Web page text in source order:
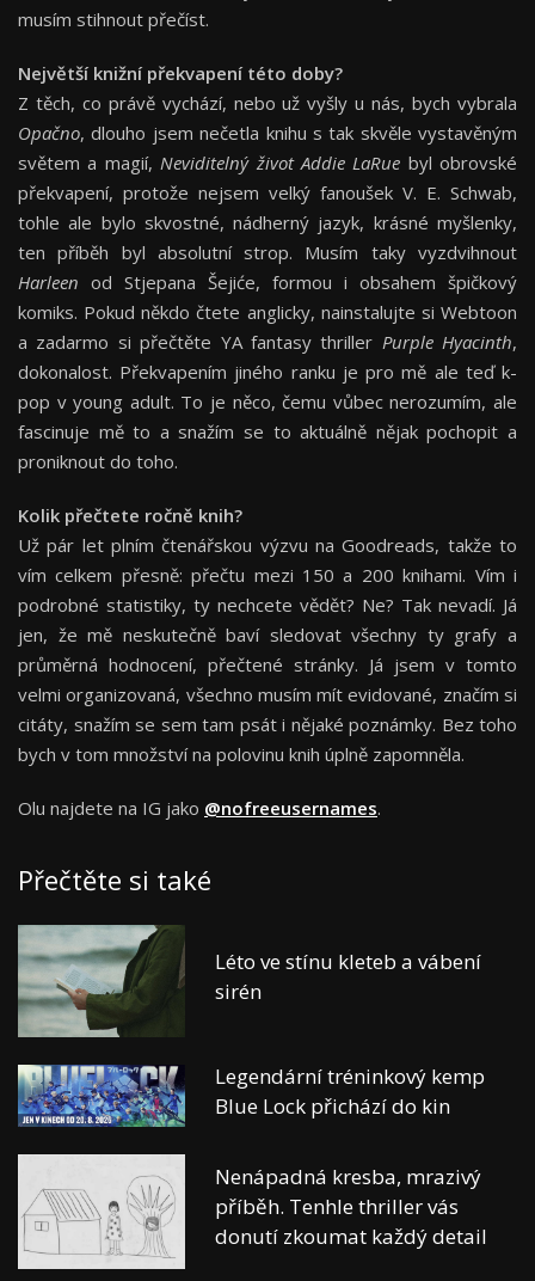
musím stihnout přečíst.
Největší knižní překvapení této doby?
Z těch, co právě vychází, nebo už vyšly u nás, bych vybrala
Opačno, dlouho jsem nečetla knihu s tak skvěle vystavěným
světem a magií,Neviditelný život Addie LaRue byl obrovské
překvapení, protože nejsem velký fanoušek V. E. Schwab,
tohle ale bylo skvostné, nádherný jazyk, krásné myšlenky,
ten příběh byl absolutní strop. Musím taky vyzdvihnout
Harleen od Stjepana Šejiće, formou i obsahem špičkový
komiks. Pokud někdo čtete anglicky, nainstalujte si Webtoon
a zadarmo si přečtěte YA fantasy thriller Purple Hyacinth,
dokonalost. Překvapením jiného ranku je pro mě ale teď k-
pop v young adult. To je něco, čemu vůbec nerozumím, ale
fascinuje mě to a snažím se to aktuálně nějak pochopit a
proniknout do toho.
Kolik přečtete ročně knih?
Už pár let plním čtenářskou výzvu na Goodreads, takže to
vím celkem přesně: přečtu mezi 150 a 200 knihami. Vím i
podrobné statistiky, ty nechcete vědět? Ne? Tak nevadí. Já
jen, že mě neskutečně baví sledovat všechny ty grafy a
průměrná hodnocení, přečtené stránky. Já jsem v tomto
velmi organizovaná, všechno musím mít evidované, značím si
citáty, snažím se sem tam psát i nějaké poznámky. Bez toho
bych v tom množství na polovinu knih úplně zapomněla.
Olu najdete na IG jako @nofreeusernames.
Přečtěte si také
Léto ve stínu kleteb a vábení
sirén
Legendární tréninkový kemp
Blue Lock přichází do kin
Nenápadná kresba, mrazivý
příběh. Tenhle thriller vás
donutí zkoumat každý detail